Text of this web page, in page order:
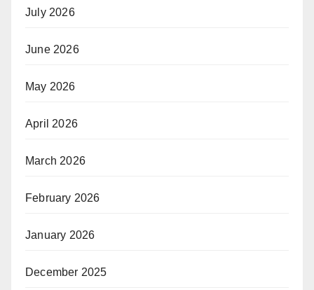
July 2026
June 2026
May 2026
April 2026
March 2026
February 2026
January 2026
December 2025